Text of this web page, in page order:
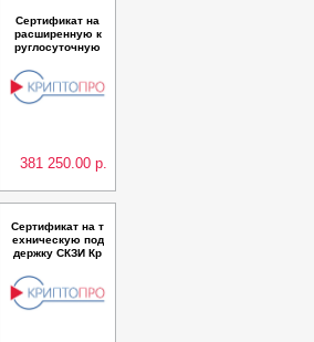
Сертификат на
расширенную к
руглосуточную
ддержку ПО Кри
птоПро TSP Ser
ver из состава П
381 250.00 р.
Сертификат на т
ехническую под
держку СКЗИ Кр
рсии 5.0 на одно
м TLS-сервере н
а неограниченн